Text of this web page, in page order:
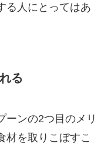
る人にとってはあ
る
ーンの2つ目のメリ
材を取りこぼすこ